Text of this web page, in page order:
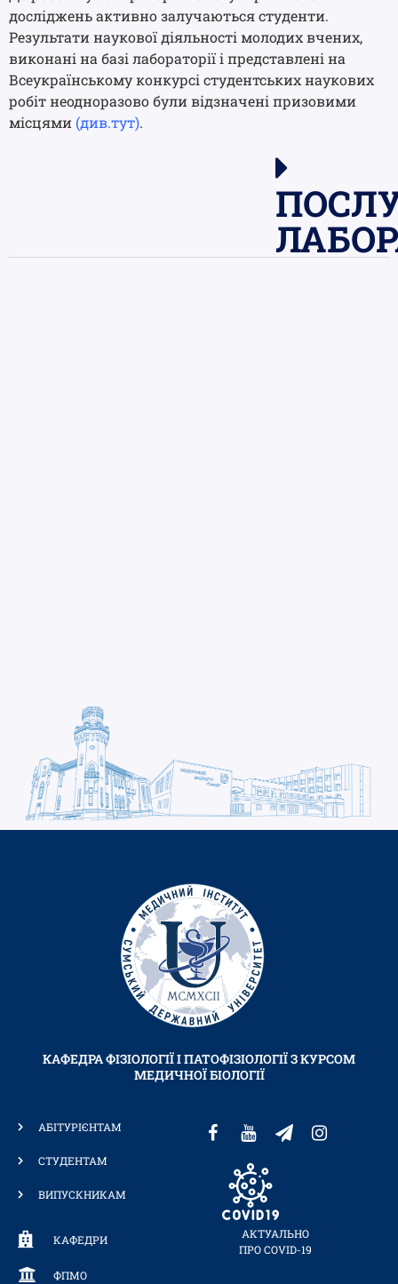
досліджень активно залучаються студенти.
Результати наукової діяльності молодих вчених,
виконані на базі лабораторії і представлені на
Всеукраїнському конкурсі студентських наукових
робіт неодноразово були відзначені призовими
місцями (див.тут).
КАФЕДРА ФІЗІОЛОГІЇ І ПАТОФІЗІОЛОГІЇ З КУРСОМ
МЕДИЧНОЇ БІОЛОГІЇ
АБІТУРІЄНТАМ
СТУДЕНТАМ
ВИПУСКНИКАМ
КАФЕДРИ
ФПМО
АКТУАЛЬНО
ПРО COVID-19